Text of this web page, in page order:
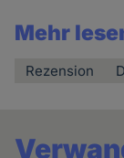
Mehr
Rezension